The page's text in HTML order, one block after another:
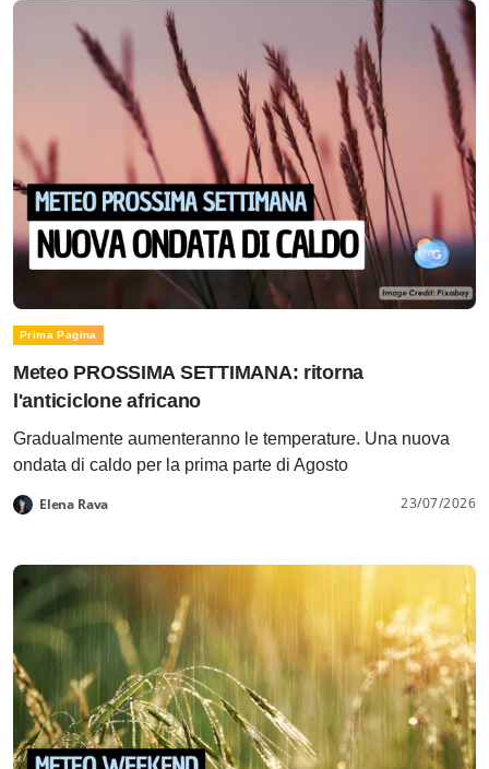
Prima Pagina
Meteo PROSSIMA SETTIMANA: ritorna
l'anticiclone africano
Gradualmente aumenteranno le temperature. Una nuova
ondata di caldo per la prima parte di Agosto
Elena Rava 23/07/2026